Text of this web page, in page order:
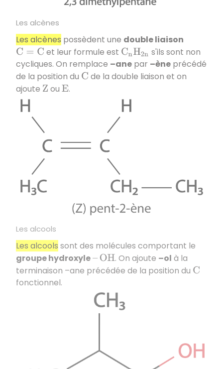
Les alcènes
Les alcènes possèdent une double liaison
C=C et leur formule est CnH2n s'ils sont non
cycliques. On remplace –ane par –ène précédé
de la position du C de la double liaison et on
ajoute Z ouE .
Les alcools
Les alcools sont des molécules comportant le
groupe hydroxyle– OH . On ajoute –ol à la
terminaison –ane précédée de la position du C
fonctionnel.